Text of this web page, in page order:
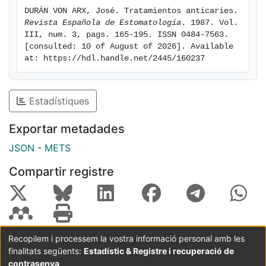
soñar un dinámico ambicioso. Por ello, resulta
tristemente chocante el que los llamados tratamientos
anticaries sean tan poco conocidos y practicados en
España.
Revista Española de Estomatología . 1987. Vol.
III, num. 3, pags. 165-195. ISSN 0484-7563.
[consulted: 10 of August of 2026]. Available
at: https://hdl.handle.net/2445/160237
Estadístiques
Exportar metadades
JSON - METS
Compartir registre
Coordinació:CRAI UB Avís legal
Metadades
subjectes a:
Recopilem i processem la vostra informació personal amb les
finalitats següents: Estadístic & Registre i recuperació de
contrasenya